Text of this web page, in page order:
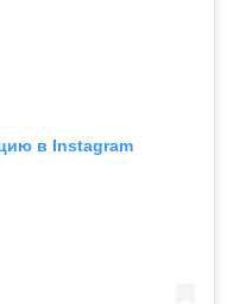
в Instagram